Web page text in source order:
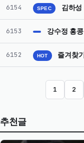
6154 SPEC 김하성 부상 복귀 후 주전 자리 되찾기 어려울 듯
6153 강수정 홍콩 일상 공개 아들 수업 기다리며 카페에서 휴식
6152 HOT 즐겨찾기 모음, 분야별로 정리해 필요한 정보를 빠르게 찾는 방법
1 2
추천글